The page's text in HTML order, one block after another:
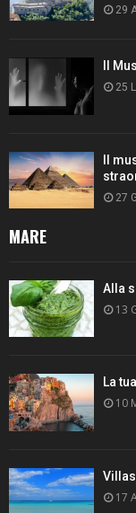
29
Il
25
Il
27
MARE
Alla
13
La
10
17